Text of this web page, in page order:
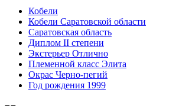
Кобели
Кобели Саратовской области
Саратовская область
Диплом II степени
Экстерьер Отлично
Племенной класс Элита
Окрас Черно-пегий
Год рождения 1999